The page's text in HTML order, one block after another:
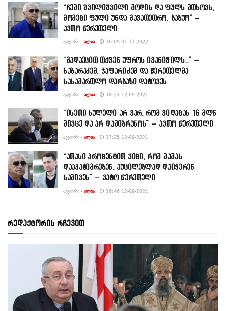
“ჩემი შვილიშვილი მოდის და ფულს მთხოვს,
მომეცი ფული უნდა გავათეთრო, ბაბუო” –
ავთო წერეთელი
ᲐᲕᲢᲝᲠᲘ - ᲐᲚᲘᲐ 16:09 01-11-2022
“გადაეცით თქვენ უფროს ივანიშილს…” –
ხაზარაძემ, ჯაფარიძემ და წერეთელმა
სასამართლო დარბაზი დატოვეს
ᲐᲕᲢᲝᲠᲘ - ᲐᲚᲘᲐ 18:24 12-09-2021
“ისეთი სულელი არ ვარ, რომ ვიღაცას 16 მლნ
მივცე და არ დამიბრუნოს” – ავთო წერეთელი
ᲐᲕᲢᲝᲠᲘ - ᲐᲚᲘᲐ 17:25 12-09-2021
“ათასი პროცენტით ვიცი, რომ მამას
დააპატიმრებენ, აუცილებლად დაიჭერენ
სამივეს” – ვატო წერეთელი
ᲐᲕᲢᲝᲠᲘ - ᲐᲚᲘᲐ 16:46 12-09-2021
რედაქტორის რჩევით